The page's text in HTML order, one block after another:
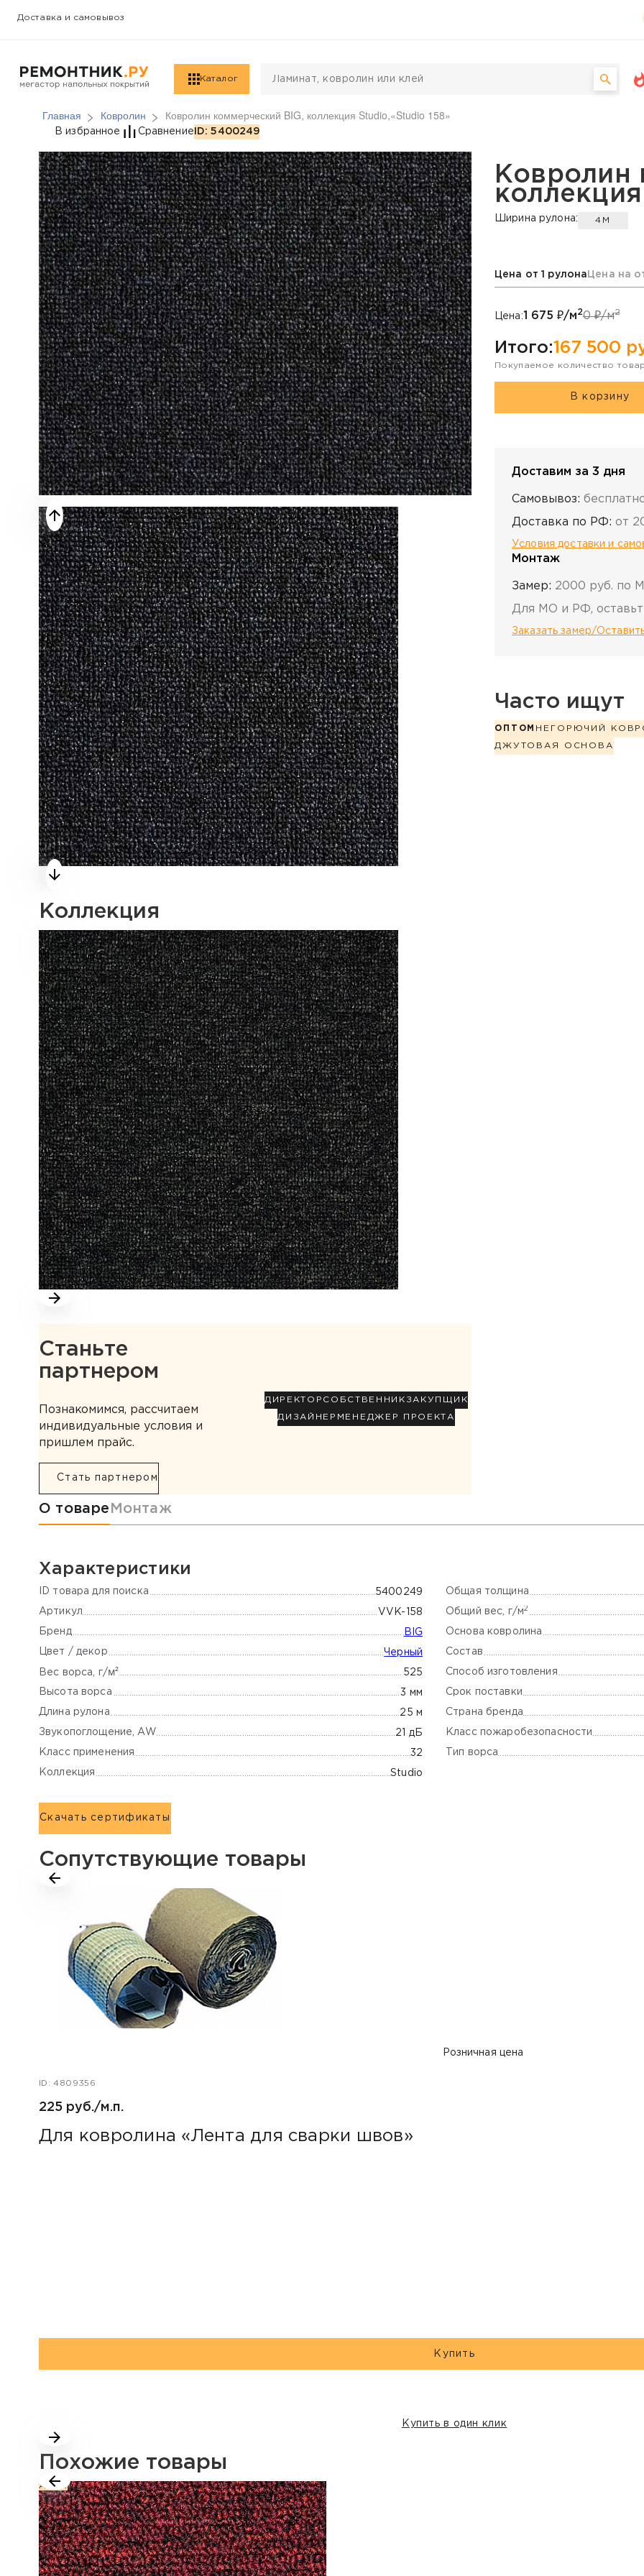
Доставка и самовывоз
Каталог
Главная Ковролин Ковролин коммерческий BIG, коллекция Studio,«Studio 158»
Ковролин коммерческий BIG, коллекция
В избранное Сравнение ID: 5400249
Коллекция
Станьте
партнером
Познакомимся, рассчитаем
индивидуальные условия и
пришлем прайс.
Стать партнером
ДИРЕКТОР СОБСТВЕННИК ЗАКУПЩИК
ДИЗАЙНЕР МЕНЕДЖЕР ПРОЕКТА
Ковролин
Ширина рулона: 4М
Цена от 1 рулона Цена на
Цена:1 675 ₽/м20₽/м2
Итого:167 500
Покупаемое количество
В корзину
Доставим за 3 дня
Самовывоз:
Доставка по РФ: от
Условия доставки и
Монтаж
Замер: 2000 руб. по
Для МО и РФ,
Заказать замер/
Часто ищут
ОПТОМ НЕГОРЮЧИЙ
ДЖУТОВАЯ ОСНОВА
Информация о товаре
О товаре Монтаж
Характеристики
ID товара для поиска 5400249
Артикул VVK-158
Бренд BIG
Цвет / декор Черный
Вес ворса, г/м² 525
Высота ворса 3 мм
Длина рулона 25 м
Звукопоглощение, AW 21 дБ
Класс применения 32
Коллекция Studio
Общая толщина
Общий вес, г/м2
Основа ковролина
Состав
Способ изготовления
Срок поставки
Страна бренда
Класс пожаробезопасности
Тип ворса
Скачать сертификаты
Сопутствующие товары
Розничная цена
ID: 4809356
225 руб./м.п.
Для ковролина «Лента для сварки швов»
Купить
Купить в один клик
Похожие товары
Акция